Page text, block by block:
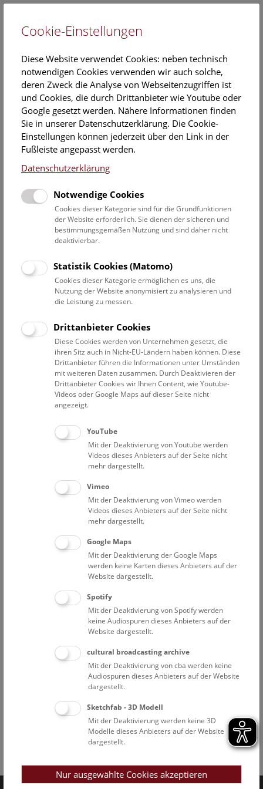
EN
Veranstaltungskalender
Informationen zu Gruppen,- Kindergarten- und
Schulprogrammen finden Siehier
Datumsfilter
1.9.2020
Datum auswählen
Erweiterte Suche
Filter zurücksetzen
1. September 2020
Bisher keine Ergebnisse. Dienstags ist das NHM Wien
in der Regel geschlossen. Ausnahmen finden sie
Eine Nacht im Museum
Cookie-Einstellungen
Diese Website verwendet Cookies: neben technisch
notwendigen Cookies verwenden wir auch solche,
deren Zweck die Analyse von Webseitenzugriffen ist
und Cookies, die durch Drittanbieter wie Youtube oder
Google gesetzt werden. Nähere Informationen finden
Sie in unserer Datenschutzerklärung. Die Cookie-
Einstellungen können jederzeit über den Link in der
Fußleiste angepasst werden.
Datenschutzerklärung
Notwendige Cookies
Cookies dieser Kategorie sind für die Grundfunktionen
der Website erforderlich. Sie dienen der sicheren und
bestimmungsgemäßen Nutzung und sind daher nicht
deaktivierbar.
Statistik Cookies (Matomo)
Cookies dieser Kategorie ermöglichen es uns, die
Nutzung der Website anonymisiert zu analysieren und
die Leistung zu messen.
Drittanbieter Cookies
Diese Cookies werden von Unternehmen gesetzt, die
ihren Sitz auch in Nicht-EU-Ländern haben können. Diese
Drittanbieter führen die Informationen unter Umständen
mit weiteren Daten zusammen. Durch Deaktivieren der
Drittanbieter Cookies wir Ihnen Content, wie Youtube-
Videos oder Google Maps auf dieser Seite nicht
angezeigt.
YouTube
Mit der Deaktivierung von Youtube werden
Videos dieses Anbieters auf der Seite nicht
mehr dargestellt.
Vimeo
Mit der Deaktivierung von Vimeo werden
Videos dieses Anbieters auf der Seite nicht
mehr dargestellt.
Google Maps
Mit der Deaktivierung der Google Maps
werden keine Karten dieses Anbieters auf der
Website dargestellt.
Spotify
Mit der Deaktivierung von Spotify werden
keine Audiospuren dieses Anbieters auf der
Website dargestellt.
cultural broadcasting archive
Mit der Deaktivierung von cba werden keine
Audiospuren dieses Anbieters auf der Website
dargestellt.
Sketchfab - 3D Modell
Mit der Deaktivierung werden keine 3D
Modelle dieses Anbieters auf der Website
dargestellt.
Nur ausgewählte Cookies akzeptieren